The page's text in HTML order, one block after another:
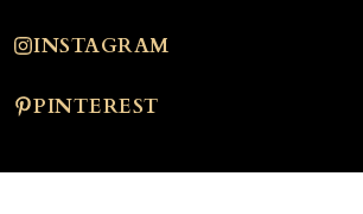
INSTAGRAM
PINTEREST